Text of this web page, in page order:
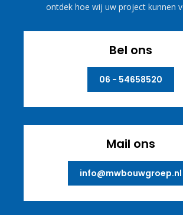
ontdek hoe wij uw project kunnen
Bel ons
06 - 54658520
Mail ons
info@mwbouwgroep.nl